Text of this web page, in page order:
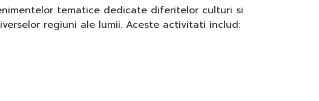
tematice dedicate diferitelor culturi si
regiuni ale lumii. Aceste activitati includ: